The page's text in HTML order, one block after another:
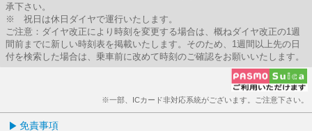
承下さい。
※ 祝日は休日ダイヤで運行いたします。
ご注意：ダイヤ改正により時刻を変更する場合は、概ねダイヤ改正の1週
間前までに新しい時刻表を掲載いたします。そのため、1週間以上先の日
付を検索した場合は、乗車前に改めて時刻のご確認をお願いいたします。
※一部、ICカード非対応系統がございます。ご注意下さい。
免責事項